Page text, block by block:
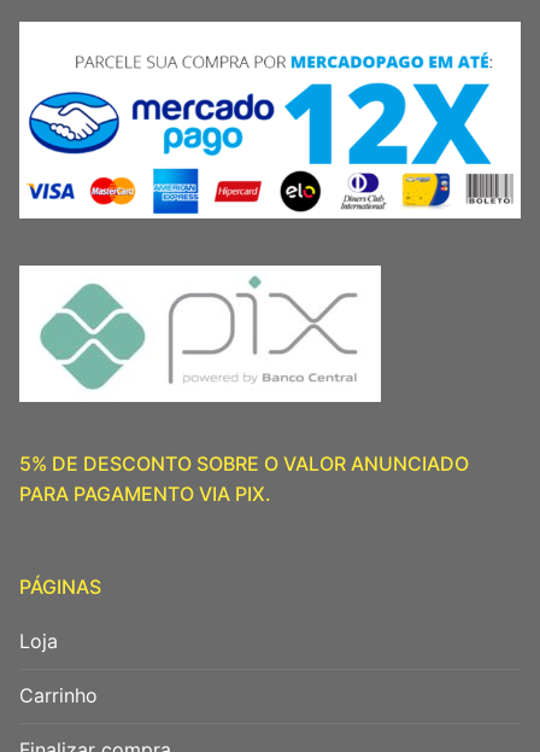
5% DE DESCONTO SOBRE O VALOR ANUNCIADO
PARA PAGAMENTO VIA PIX.
PÁGINAS
Loja
Carrinho